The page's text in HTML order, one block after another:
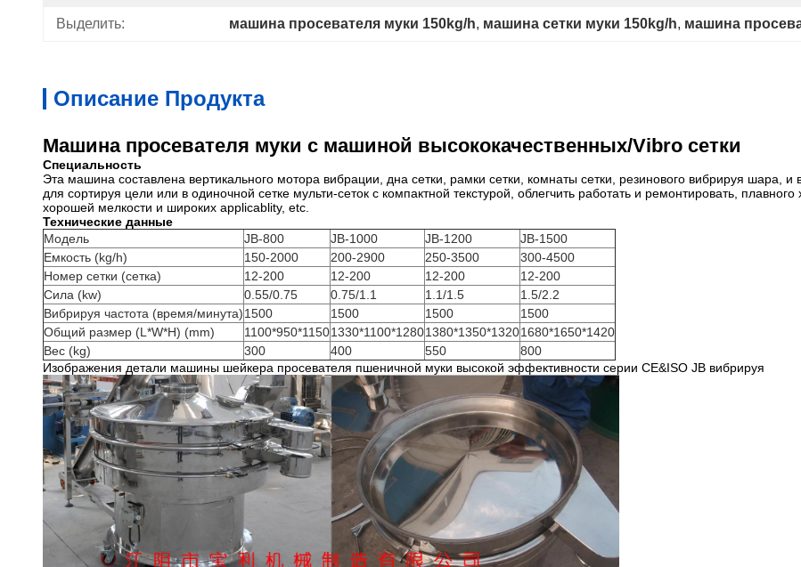
Выделить: машина просевателя муки 150kg/h, машина сетки муки 150kg/h, машина
Описание Продукта
Машина просевателя муки с машиной высококачественных/Vibro сетки
Специальность
Эта машина составлена вертикального мотора вибрации, дна сетки, рамки сетки, комнаты сетки, резинового вибрируя шара,
для сортируя цели или в одиночной сетке мульти-сеток с компактной текстурой, облегчить работать и ремонтировать,
хорошей мелкости и широких applicablity, etc.
Технические данные
Модель
JB-800 JB-1000 JB-1200
JB-1500
Емкость (kg/h)
150-2000 200-2900 250-3500
300-4500
Номер сетки (сетка)
12-200 12-200 12-200
12-200
Сила (kw)
0.55/0.75 0.75/1.1 1.1/1.5
1.5/2.2
Вибрируя частота (время/минута)1500 1500 1500
1500
Общий размер (L*W*H) (mm)
1100*950*11501330*1100*12801380*1350*13201680*1650*1420
Вес (kg)
300 400 550
800
Изображения детали машины шейкера просевателя пшеничной муки высокой эффективности серии CE&ISO JB вибрируя